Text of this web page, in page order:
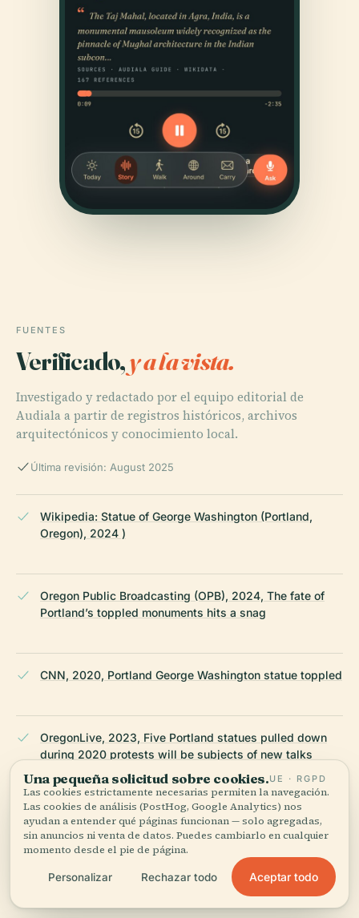
FUENTES
Verificado,y a la vista.
Investigado y redactado por el equipo editorial de
Audiala a partir de registros históricos, archivos
arquitectónicos y conocimiento local.
Última revisión: August 2025
Wikipedia: Statue of George Washington (Portland,
Oregon), 2024 )
Oregon Public Broadcasting (OPB), 2024, The fate of
Portland’s toppled monuments hits a snag
CNN, 2020, Portland George Washington statue toppled
OregonLive, 2023, Five Portland statues pulled down
during 2020 protests will be subjects of new talks
Travel Portland, 2025, Events and tours in Portland
Regional Arts & Culture Council (RACC), 2025, Public Art
Una pequeña solicitud sobre cookies.UE · RGPD
Las cookies estrictamente necesarias permiten la navegación.
Las cookies de análisis (PostHog, Google Analytics) nos
ayudan a entender qué páginas funcionan — solo agregadas,
sin anuncios ni venta de datos. Puedes cambiarlo en cualquier
momento desde el pie de página.
Personalizar Rechazar todo Aceptar todo